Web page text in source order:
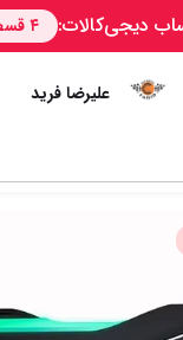
علیرضا فرید